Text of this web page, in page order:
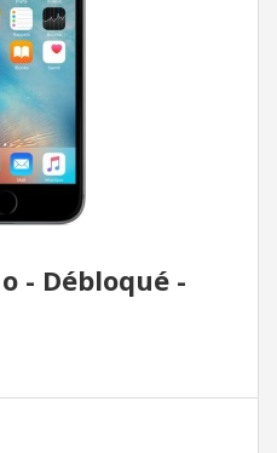
- Débloqué -